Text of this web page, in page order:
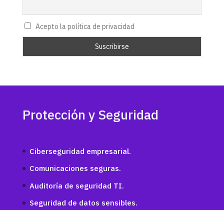
Acepto la política de privacidad
Protección y Seguridad
Ciberseguridad empresarial.
Comunicaciones seguras.
Auditoría de seguridad TI.
Seguridad de datos sensibles.